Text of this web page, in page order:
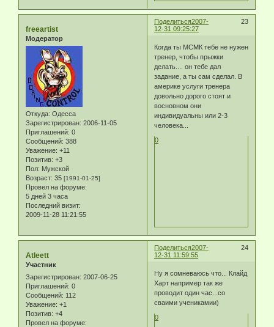
Поделиться 23
2007-
12-31 09:25:27
freeartist
Модератор
Откуда: Одесса
Зарегистрирован: 2006-11-05
Приглашений: 0
Сообщений: 388
Уважение: +11
Позитив: +3
Пол: Мужской
Возраст: 35 [1991-01-25]
Провел на форуме:
5 дней 3 часа
Последний визит:
2009-11-28 11:21:55
Когда ты МСМК тебе не нужен
тренер, чтобы прыжки
делать.... он тебе дал
задание, а ты сам сделал. В
америке услуги тренера
довольно дорого стоят и
восновном они
индивидуальны или 2-3
человека...
0
Поделиться 24
2007-
12-31 11:59:55
Atleett
Участник
Зарегистрирован: 2007-06-25
Приглашений: 0
Сообщений: 112
Уважение: +1
Позитив: +4
Провел на форуме:
Ну я сомневаюсь что... Клайд
Харт например так же
проводит один час...со
сваими ученикамии)
0